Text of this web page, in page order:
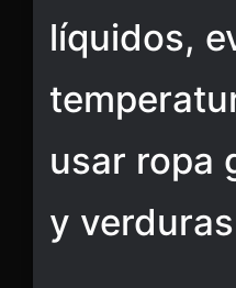
líquidos,
usar ropa
y